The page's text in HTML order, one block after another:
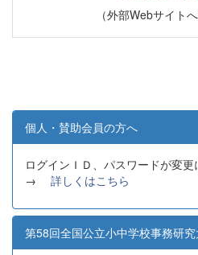
（外部Webサイト
個人・賛助会員の方へ
ログインＩＤ、パスワードが変更
→ 詳しくはこちら
第58回全国公立小中学校事務研究